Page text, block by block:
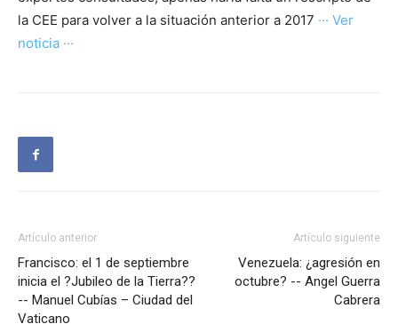
la CEE para volver a la situación anterior a 2017 ··· Ver
noticia ···
Artículo anterior
Francisco: el 1 de septiembre
inicia el ?Jubileo de la Tierra??
-- Manuel Cubías – Ciudad del
Vaticano
Artículo siguiente
Venezuela: ¿agresión en
octubre? -- Angel Guerra
Cabrera